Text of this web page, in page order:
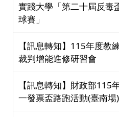
實踐大學「第二十屆反毒
球賽」
【訊息轉知】115年度教
裁判增能進修研習會
【訊息轉知】財政部115
一發票盃路跑活動(臺南場)